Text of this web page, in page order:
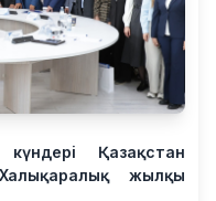
Қазақстан
жылқы